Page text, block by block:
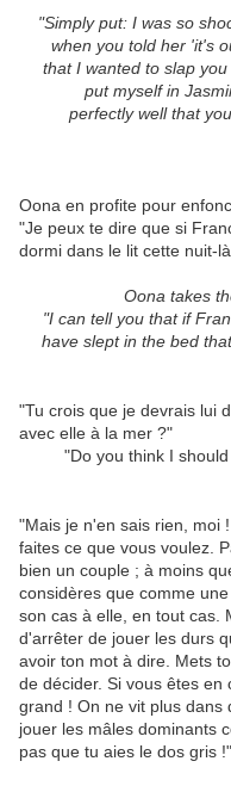
"Simply put: I was so
when you told her 'it's
that I wanted to slap
put myself in
perfectly well that
Oona en profite pour
"Je peux te dire que si
dormi dans le lit cette nuit-
Oona takes
"I can tell you that if
have slept in the bed
"Tu crois que je devrais lui
avec elle à la mer ?"
"Do you think I
"Mais je n'en sais rien, moi
faites ce que vous voulez.
bien un couple ; à moins
considères que comme
son cas à elle, en tout cas.
d'arrêter de jouer les durs
avoir ton mot à dire. Mets
de décider. Si vous êtes
grand ! On ne vit plus dans
jouer les mâles dominants
pas que tu aies le dos gris !".